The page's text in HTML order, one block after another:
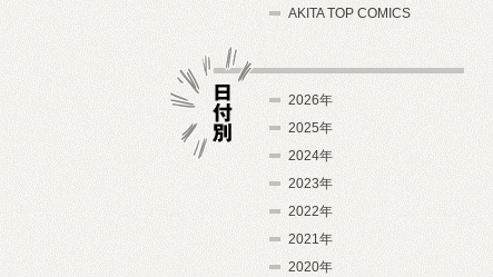
AKITA TOP COMICS
2026年
2025年
2024年
2023年
2022年
2021年
2020年